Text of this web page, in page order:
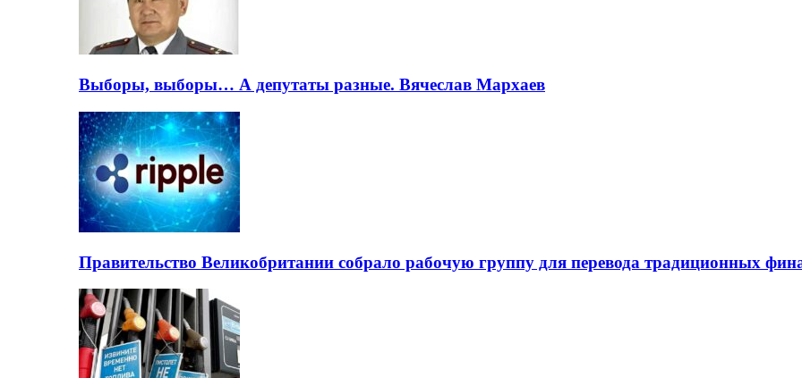
Выборы, выборы… А депутаты разные. Вячеслав Мархаев
Правительство Великобритании собрало рабочую группу для перевода традиционных